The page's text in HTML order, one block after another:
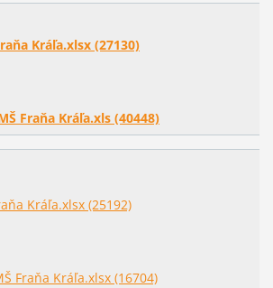
Kráľa.xlsx (27130)
Fraňa Kráľa.xls (40448)
Kráľa.xlsx (25192)
Fraňa Kráľa.xlsx (16704)